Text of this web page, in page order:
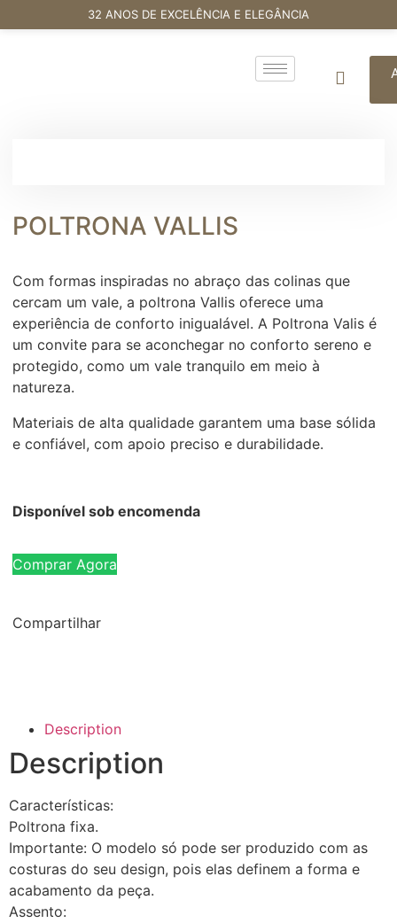
32 ANOS DE EXCELÊNCIA E ELEGÂNCIA
POLTRONA VALLIS
Com formas inspiradas no abraço das colinas que
cercam um vale, a poltrona Vallis oferece uma
experiência de conforto inigualável. A Poltrona Valis é
um convite para se aconchegar no conforto sereno e
protegido, como um vale tranquilo em meio à
natureza.
Materiais de alta qualidade garantem uma base sólida
e confiável, com apoio preciso e durabilidade.
Disponível sob encomenda
Comprar Agora
Compartilhar
Description
Description
Características:
Poltrona fixa.
Importante: O modelo só pode ser produzido com as
costuras do seu design, pois elas definem a forma e
acabamento da peça.
Assento: